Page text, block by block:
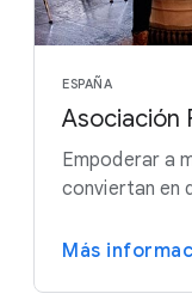
ESPAÑA
Asociación
Empoderar a
conviertan en
Más